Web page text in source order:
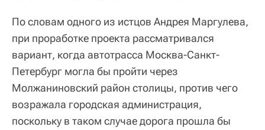
По словам одного из истцов Андрея Маргулева,
при проработке проекта рассматривался
вариант, когда автотрасса Москва-Санкт-
Петербург могла бы пройти через
Молжаниновский район столицы, против чего
возражала городская администрация,
поскольку в таком случае дорога прошла бы